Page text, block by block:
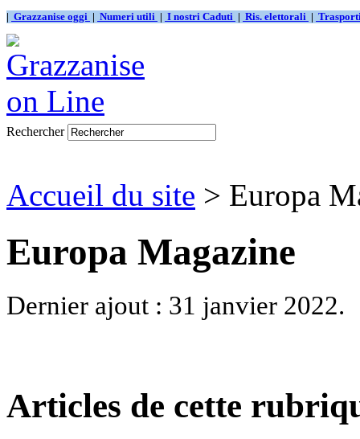
| Grazzanise oggi | Numeri utili | I nostri Caduti | Ris. elettorali |
Rechercher
Accueil du site > Europa
Europa Magazine
Dernier ajout : 31 janvier 2022.
Articles de cette